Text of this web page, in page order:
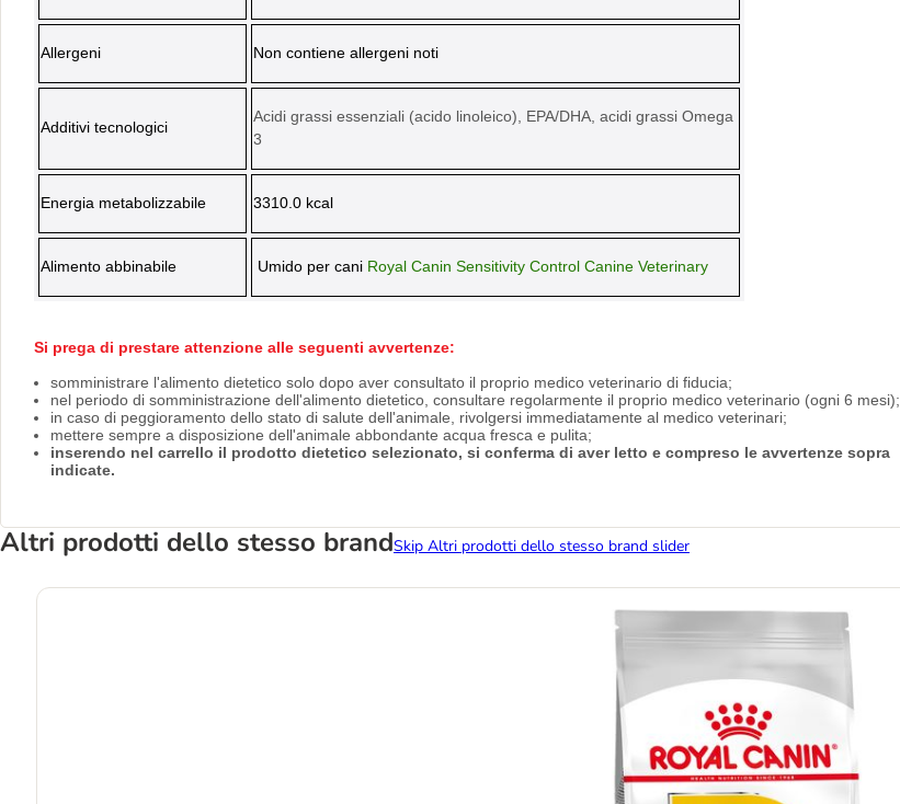
Allergeni Non contiene allergeni noti
Additivi tecnologici
Acidi grassi essenziali (acido linoleico), EPA/DHA, acidi grassi Omega
3
Energia metabolizzabile 3310.0 kcal
Alimento abbinabile Umido per cani Royal Canin Sensitivity Control Canine Veterinary
Si prega di prestare attenzione alle seguenti avvertenze:
somministrare l'alimento dietetico solo dopo aver consultato il proprio medico veterinario di fiducia;
nel periodo di somministrazione dell'alimento dietetico, consultare regolarmente il proprio medico veterinario (ogni 6 mesi);
in caso di peggioramento dello stato di salute dell'animale, rivolgersi immediatamente al medico veterinari;
mettere sempre a disposizione dell'animale abbondante acqua fresca e pulita;
inserendo nel carrello il prodotto dietetico selezionato, si conferma di aver letto e compreso le avvertenze sopra
indicate.
Altri prodotti dello stesso brandSkip Altri prodotti dello stesso brand slider